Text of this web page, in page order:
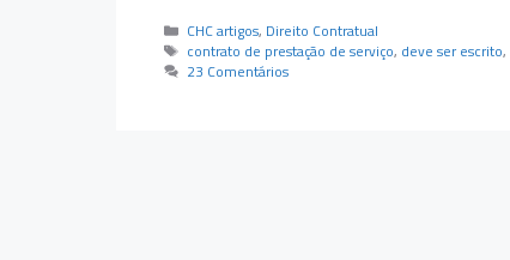
Categorias
CHC artigos, Direito Contratual
Tags
contrato de prestação de serviço, deve ser escrito,
23 Comentários